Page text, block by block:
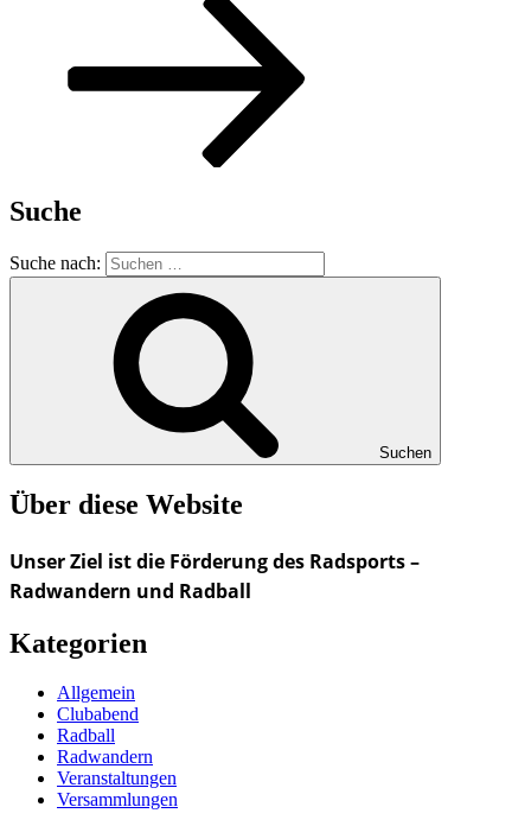
Suche
Suche nach:
Suchen
Über diese Website
Unser Ziel ist die Förderung des Radsports –
Radwandern und Radball
Kategorien
Allgemein
Clubabend
Radball
Radwandern
Veranstaltungen
Versammlungen